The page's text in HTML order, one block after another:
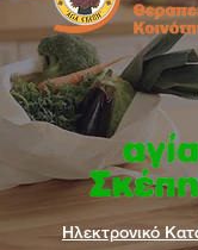
Ηλεκτρονικό